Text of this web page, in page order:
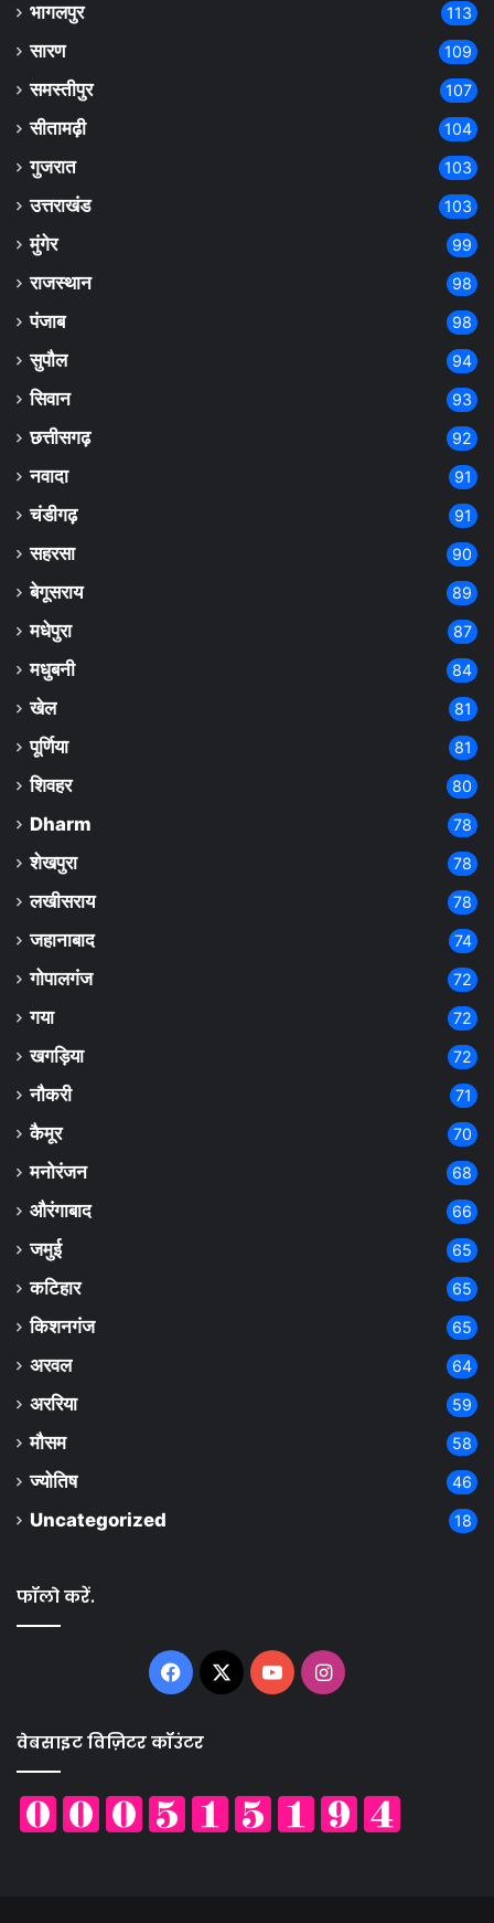
भागलपुर 113
सारण 109
समस्तीपुर 107
सीतामढ़ी 104
गुजरात 103
उत्तराखंड 103
मुंगेर 99
राजस्थान 98
पंजाब 98
सुपौल 94
सिवान 93
छत्तीसगढ़ 92
नवादा 91
चंडीगढ़ 91
सहरसा 90
बेगूसराय 89
मधेपुरा 87
मधुबनी 84
खेल 81
पूर्णिया 81
शिवहर 80
Dharm 78
शेखपुरा 78
लखीसराय 78
जहानाबाद 74
गोपालगंज 72
गया 72
खगड़िया 72
नौकरी 71
कैमूर 70
मनोरंजन 68
औरंगाबाद 66
जमुई 65
कटिहार 65
किशनगंज 65
अरवल 64
अररिया 59
मौसम 58
ज्योतिष 46
Uncategorized 18
फॉलो करें.
Facebook
X YouTubeInstagram
वेबसाइट विज़िटर कॉउंटर